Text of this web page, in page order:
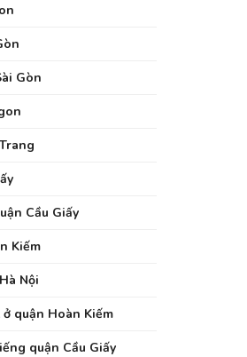
Gòn
Cầu Giấy
Kiếm
Nội
quận Hoàn Kiếm
quận Cầu Giấy